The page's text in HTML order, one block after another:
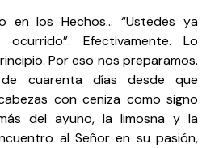
en los Hechos… “Ustedes ya
Efectivamente. Lo
Por eso nos preparamos.
cuarenta días desde que
con ceniza como signo
del ayuno, la limosna y la
al Señor en su pasión,